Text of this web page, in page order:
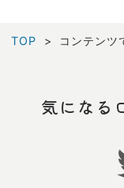
TOP コンテンツ
気になる